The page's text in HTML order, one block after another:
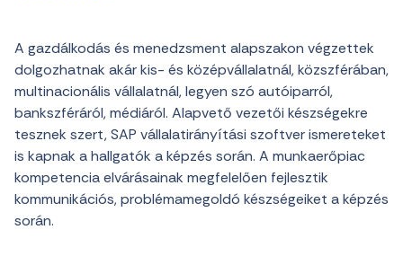
A gazdálkodás és menedzsment alapszakon végzettek
dolgozhatnak akár kis- és középvállalatnál, közszférában,
multinacionális vállalatnál, legyen szó autóiparról,
bankszféráról, médiáról. Alapvető vezetői készségekre
tesznek szert, SAP vállalatirányítási szoftver ismereteket
is kapnak a hallgatók a képzés során. A munkaerőpiac
kompetencia elvárásainak megfelelően fejlesztik
kommunikációs, problémamegoldó készségeiket a képzés
során.